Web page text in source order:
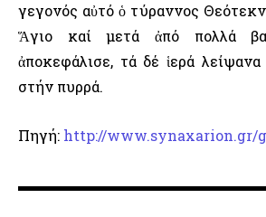
γεγονός αὐτό ὁ τύραννος
Ἅγιο καί μετά ἀπό πολλά
ἀποκεφάλισε, τά δέ ἱερά
στήν πυρρά.
Πηγή: http://www.synaxarion.gr/